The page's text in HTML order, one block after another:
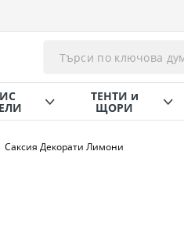
ТЕНТИ и
ЩОРИ
Саксия Декорати Лимони